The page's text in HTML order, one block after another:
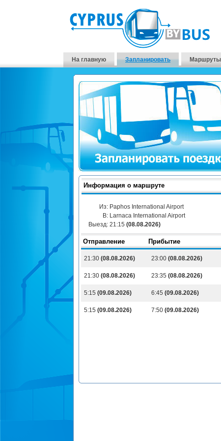
На главную Запланировать Маршруты
Информация о маршруте
Из: Paphos International Airport
В: Larnaca International Airport
Выезд: 21:15 (08.08.2026)
Отправление Прибытие
21:30 (08.08.2026) 23:00 (08.08.2026)
21:30 (08.08.2026) 23:35 (08.08.2026)
5:15 (09.08.2026) 6:45 (09.08.2026)
5:15 (09.08.2026) 7:50 (09.08.2026)